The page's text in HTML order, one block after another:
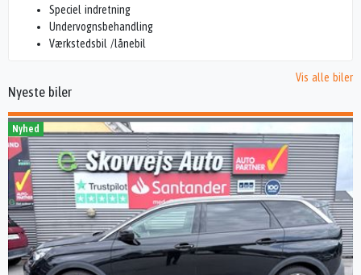
Speciel indretning
Undervognsbehandling
Værkstedsbil /lånebil
Nyeste biler
Vis alle biler
Nyhed